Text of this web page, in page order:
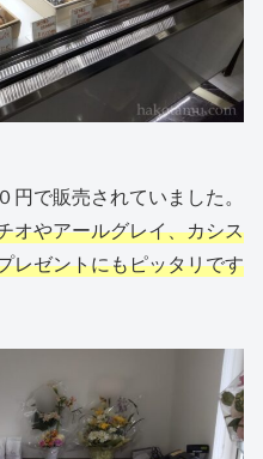
で販売されていました。
オやアールグレイ、カシス
レゼントにもピッタリです